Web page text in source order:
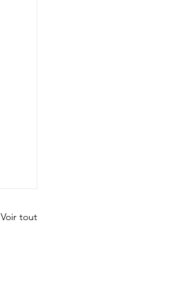
Voir tout